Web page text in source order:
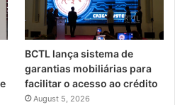
BCTL lança sistema de
garantias mobiliárias para
facilitar o acesso ao crédito
August 5, 2026